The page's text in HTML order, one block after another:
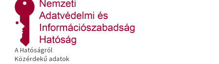
A Hatóságról
Közérdekű adatok